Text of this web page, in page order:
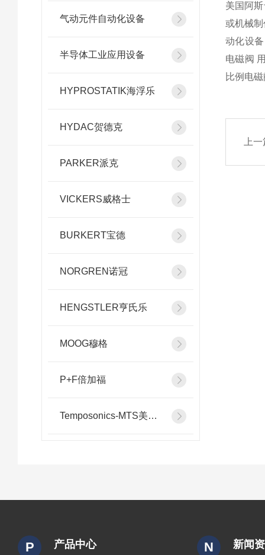
气动元件自动化设备
半导体工业应用设备
HYPROSTATIK海浮乐
HYDAC贺德克
PARKER派克
VICKERS威格士
BURKERT宝德
NORGREN诺冠
HENGSTLER亨氏乐
MOOG穆格
P+F倍加福
Temposonics-MTS美斯特
美国阿
或机械
动化设
电磁阀
比例电
上
P 产品中心 N 新闻